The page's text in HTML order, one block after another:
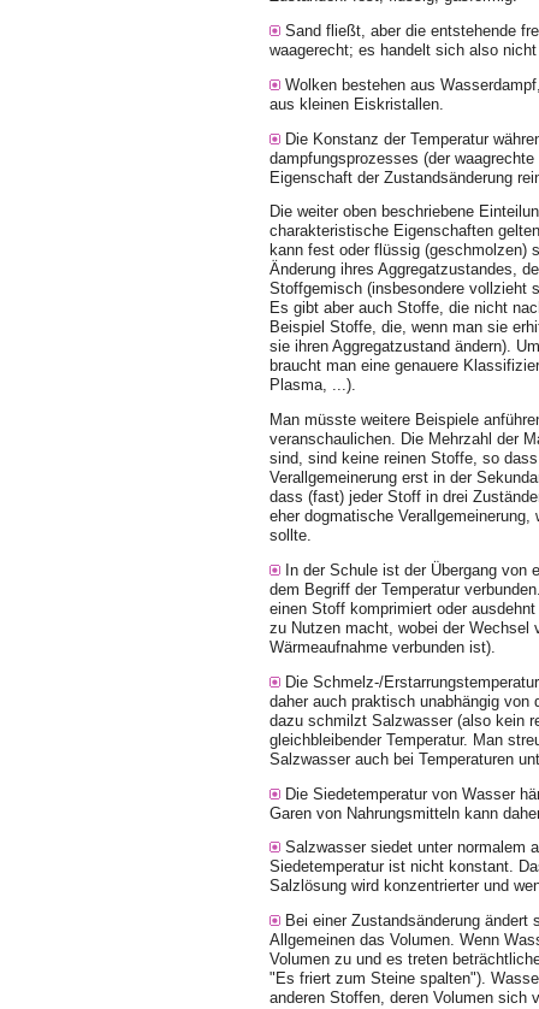
Sand fließt, aber die entstehende
waagerecht; es handelt sich also
Wolken bestehen aus
aus kleinen Eiskristallen.
Die Konstanz der Temperatur
dampfungsprozesses (der
Eigenschaft der Zustandsänderung
Die weiter oben beschriebene
charakteristische Eigenschaften
kann fest oder flüssig (geschmolzen)
Änderung ihres Aggregatzustandes,
Stoffgemisch (insbesondere voll­zieht
Es gibt aber auch Stoffe, die nicht
Bei­spiel Stoffe, die, wenn man sie
sie ihren Aggregatzustand ändern).
braucht man eine genauere
Plasma, ...).
Man müsste weitere Beispiele
veranschaulichen. Die Mehrzahl der
sind, sind keine reinen Stoffe, so
Verallgemeinerung erst in der
dass (fast) jeder Stoff in drei
eher dogmatische
sollte.
In der Schule ist der Übergang von
dem Begriff der Temperatur
einen Stoff komprimiert oder
zu Nutzen macht, wobei der Wechsel
Wärmeaufnahme verbun­den ist).
Die Schmelz-/
daher auch praktisch unabhängig von
dazu schmilzt Salzwasser (also kein
gleichbleibender Temperatur. Man
Salzwasser auch bei Temperaturen
Die Siedetemperatur von Wasser
Garen von Nahrungsmitteln kann
Salzwasser siedet unter normalem
Siedetemperatur ist nicht konstant.
Salzlösung wird konzentrierter und
Bei einer Zustandsänderung
Allgemeinen das Volumen. Wenn
Volumen zu und es treten
"Es friert zum Steine spalten").
anderen Stoffen, deren Volumen sich